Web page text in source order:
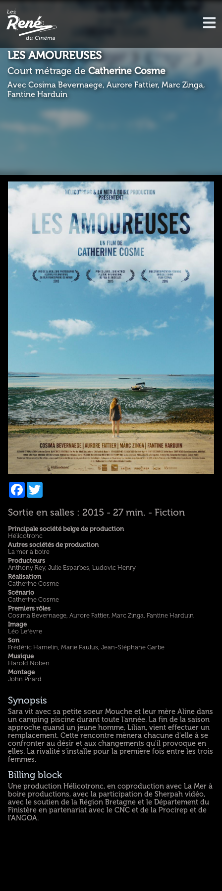
LES AMOUREUSES
Court métrage de Catherine Cosme
Avec Cosima Bevernaege, Aurore Fattier, Marc Zinga,
Fantine Harduin
Facebook
Twitter
Sortie en salles : 2015 - 27 min. - Fiction
Principale société belge de production
Hélicotronc
Autres sociétés de production
La mer à boire
Producteurs
Anthony Rey, Julie Esparbes, Ludovic Henry
Réalisation
Catherine Cosme
Scénario
Catherine Cosme
Premiers rôles
Cosima Bevernaege, Aurore Fattier, Marc Zinga, Fantine Harduin
Image
Léo Lefèvre
Son
Frédéric Hamelin, Marie Paulus, Jean-Stéphane Garbe
Musique
Harold Noben
Montage
John Pirard
Synopsis
Sara vit avec sa petite soeur Mouche et leur mère Aline dans
un camping piscine durant toute l'année. La fin de la saison
approche quand un jeune homme, Lilian, vient effectuer un
remplacement. Cette rencontre mènera chacune d'elle à se
confronter au désir et aux changements qu'il provoque en
elles. La rivalité s'installe pour la première fois entre les trois
femmes.
Billing block
Une production Hélicotronc, en coproduction avec La Mer à
boire productions, avec la participation de Sherpah vidéo,
avec le soutien de la Région Bretagne et le Département du
Finistère en partenariat avec le CNC et de la Procirep et de
l'ANGOA.